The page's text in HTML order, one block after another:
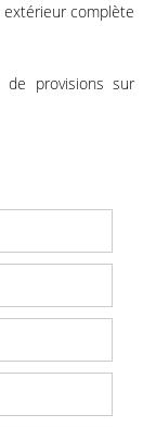
complète
provisions sur